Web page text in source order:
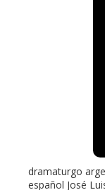
dramaturgo
español José